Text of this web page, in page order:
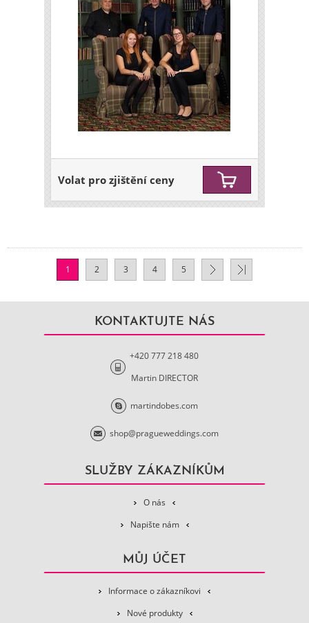
Volat pro zjištění ceny
1 2 3 4 5
KONTAKTUJTE NÁS
+420 777 218 480
Martin DIRECTOR
martindobes.com
shop@pragueweddings.com
SLUŽBY ZÁKAZNÍKŮM
O nás
Napište nám
MŮJ ÚČET
Informace o zákazníkovi
Nové produkty